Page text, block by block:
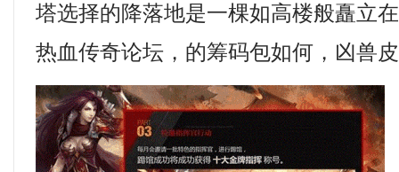
塔选择的降落地是一棵如高楼般矗立
热血传奇论坛，的筹码包如何，凶兽